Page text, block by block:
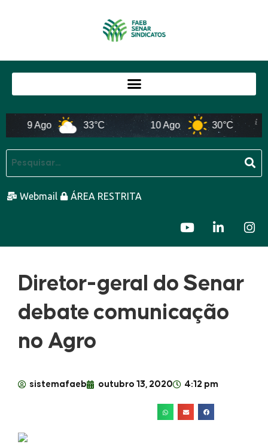
9 Ago 33°C 10 Ago 30°C
Webmail ÁREA RESTRITA
Diretor-geral do Senar
debate comunicação
no Agro
sistemafaeb outubro 13, 2020 4:12 pm